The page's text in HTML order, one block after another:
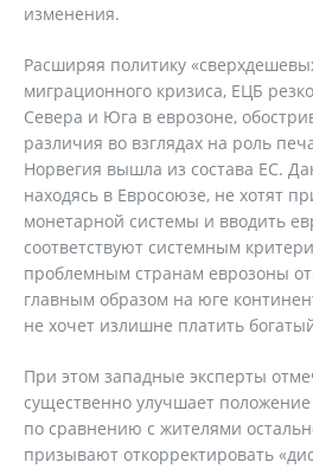
изменения.
Расширяя политику
миграционного кризиса, ЕЦБ
Севера и Юга в еврозоне,
различия во взглядах на роль
Норвегия вышла из состава ЕС.
находясь в Евросоюзе, не хотят
монетарной системы и вводить
соответствуют системным
проблемным странам еврозоны
главным образом на юге
не хочет излишне платить
При этом западные эксперты
существенно улучшает
по сравнению с жителями
призывают откорректировать